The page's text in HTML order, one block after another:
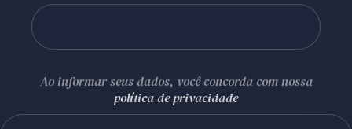
Ao informar seus dados, você concorda com nossa
política de privacidade